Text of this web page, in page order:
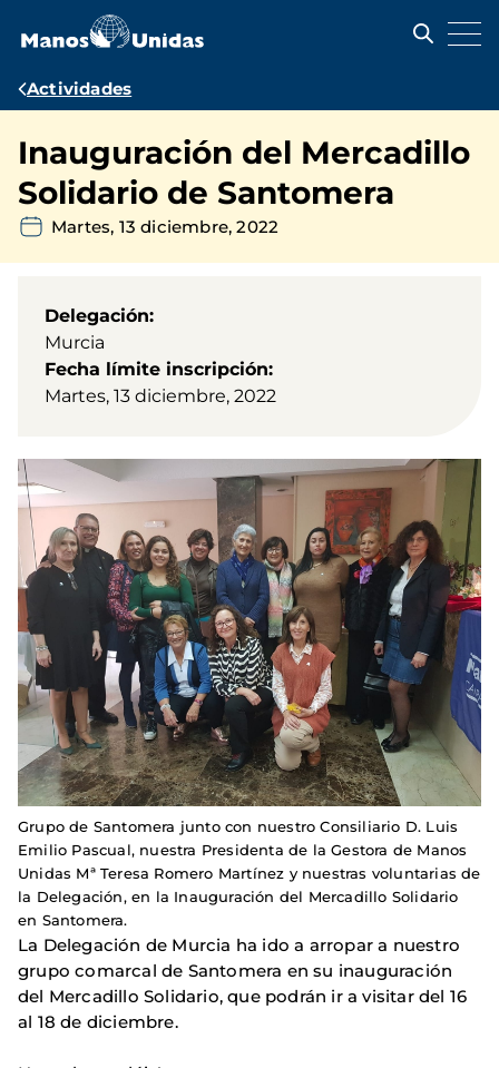
contenido
Ruta
navegación
Actividades
Inauguración del Mercadillo
Solidario de Santomera
Martes, 13 diciembre, 2022
Delegación
Murcia
Fecha límite inscripción
Martes, 13 diciembre, 2022
Grupo de Santomera junto con nuestro Consiliario D. Luis
Emilio Pascual, nuestra Presidenta de la Gestora de Manos
Unidas Mª Teresa Romero Martínez y nuestras voluntarias de
la Delegación, en la Inauguración del Mercadillo Solidario
en Santomera.
La Delegación de Murcia ha ido a arropar a nuestro
grupo comarcal de Santomera en su inauguración
del Mercadillo Solidario, que podrán ir a visitar del 16
al 18 de diciembre.